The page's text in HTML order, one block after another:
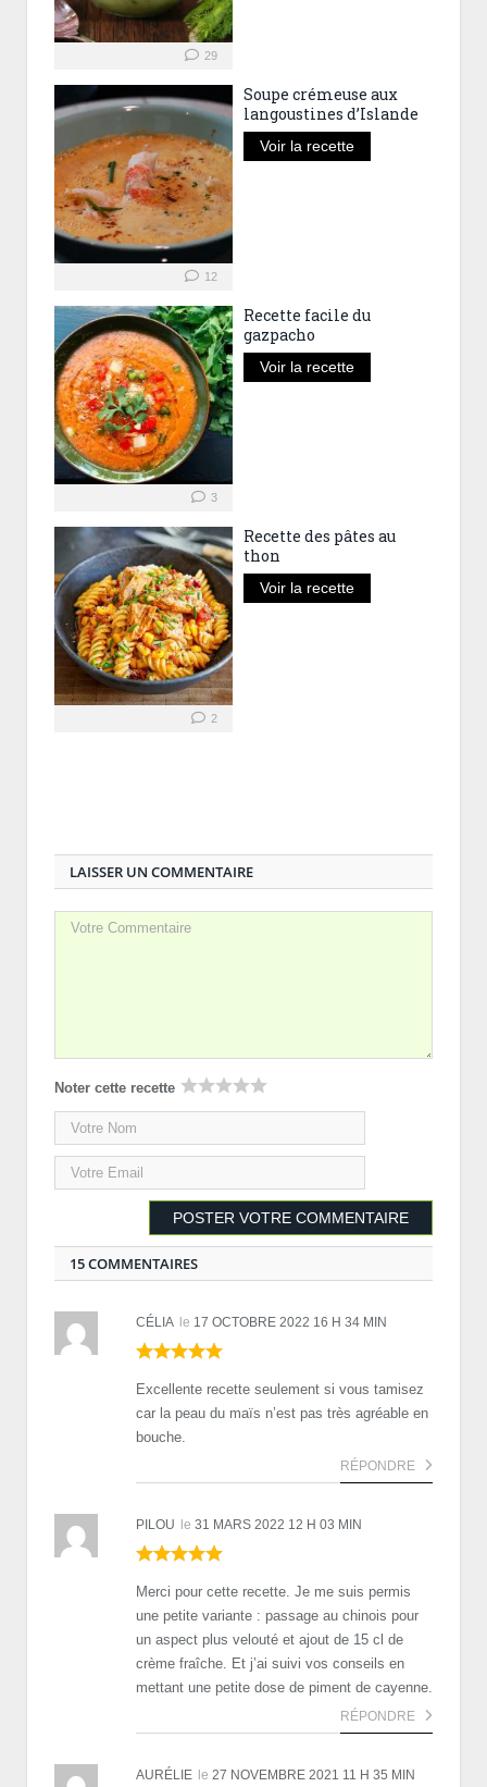
29
12
Soupe crémeuse aux
langoustines d’Islande
Voir la recette
3
Recette facile du
gazpacho
Voir la recette
2
Recette des pâtes au
thon
Voir la recette
LAISSER UN COMMENTAIRE
Noter cette recette
15 COMMENTAIRES
CÉLIA le 17 OCTOBRE 2022 16 H 34 MIN
Excellente recette seulement si vous tamisez
car la peau du maïs n’est pas très agréable en
bouche.
RÉPONDRE
PILOU le 31 MARS 2022 12 H 03 MIN
Merci pour cette recette. Je me suis permis
une petite variante : passage au chinois pour
un aspect plus velouté et ajout de 15 cl de
crème fraîche. Et j’ai suivi vos conseils en
mettant une petite dose de piment de cayenne.
RÉPONDRE
AURÉLIE le 27 NOVEMBRE 2021 11 H 35 MIN